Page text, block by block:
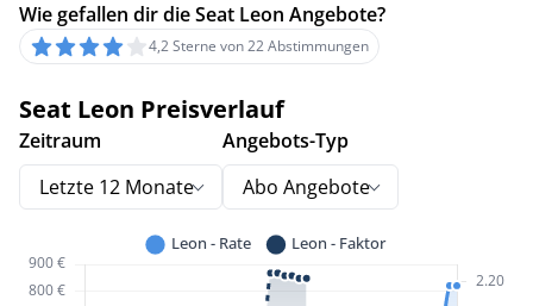
Wie gefallen dir die Seat Leon Angebote?
4,2 Sterne von 22 Abstimmungen
Seat Leon Preisverlauf
Zeitraum
Letzte 12 Monate
Angebots-Typ
Abo Angebote